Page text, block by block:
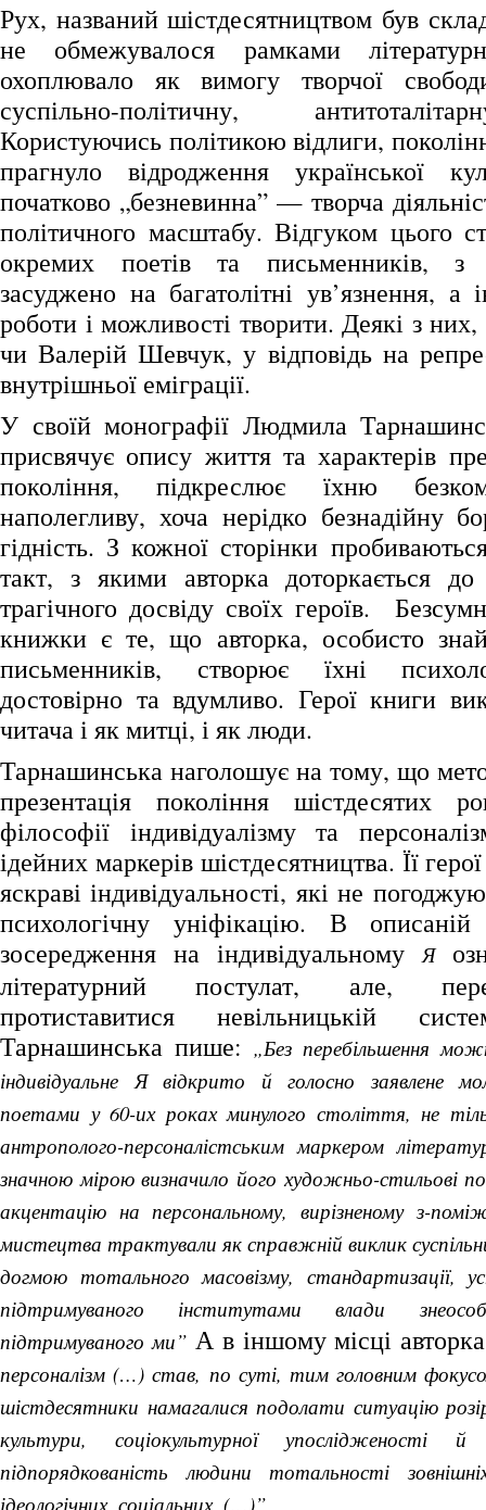
Рух, названий шістдесятництвом був
не обмежувалося рамками
охоплювало як вимогу творчої
суспільно-політичну,
Користуючись політикою відлиги,
прагнуло відродження української
початково „безневинна” — творча
політичного масштабу. Відгуком цього
окремих поетів та письменників, з
засуджено на багатолітні ув’язнення, а
роботи і можливості творити. Деякі з
чи Валерій Шевчук, у відповідь на
внутрішньої еміграції.
У своїй монографії Людмила
присвячує опису життя та характерів
покоління, підкреслює їхню
наполегливу, хоча нерідко безнадійну
гідність. З кожної сторінки
такт, з якими авторка доторкається
трагічного досвіду своїх героїв.
книжки є те, що авторка, особисто
письменників, створює їхні
достовірно та вдумливо. Герої книги
читача і як митці, і як люди.
Тарнашинська наголошує на тому, що
презентація покоління шістдесятих
філософії індивідуалізму та
ідейних маркерів шістдесятництва. Її
яскраві індивідуальності, які не
психологічну уніфікацію. В
зосередження на індивідуальномуЯ
літературний постулат, але,
протиставитися невільницькій
Тарнашинська пише: „Без перебільшення
індивідуальне Я відкрито й голосно заявлене
поетами у 60-их роках минулого століття, не
антрополого-персоналістським маркером
значною мірою визначило його художньо-стильові
акцентацію на персональному, вирізненому з-
мистецтва трактували як справжній виклик
догмою тотального масовізму, стандартизації,
підтримуваного інститутами влади
підтримуваного ми”А в іншому місці
персоналізм (…) став, по суті, тим головним
шістдесятники намагалися подолати ситуацію
культури, соціокультурної упослідженості
підпорядкованість людини тотальності
ідеологічних, соціальних, (…)”